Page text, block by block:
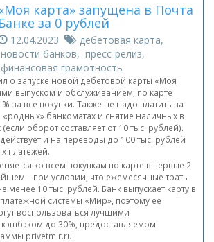
карта» запущена в Почта
Банке за 0 рублей
12.04.2023
дебетовая карта,
новости банков, пресс-релиз,
финансовая грамотность
о запуске новой дебетовой карты «Моя
выпуском и обслуживанием, по карте
за все покупки. Также не надо платить за
«родных» банкоматах и снятие наличных в
оборот составляет от 10 тыс. рублей).
и на переводы до 100 тыс. рублей
платежей.
ко всем покупкам по карте в первые 2
– при условии, что ежемесячные траты
менее 10 тыс. рублей. Банк выпускает карту в
системы «Мир», поэтому ее
воспользоваться лучшими
до 30%, предоставляемом
privetmir.ru.